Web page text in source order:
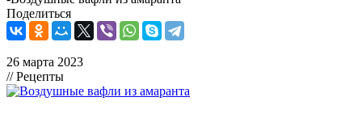
Поделиться
26 марта 2023
// Рецепты